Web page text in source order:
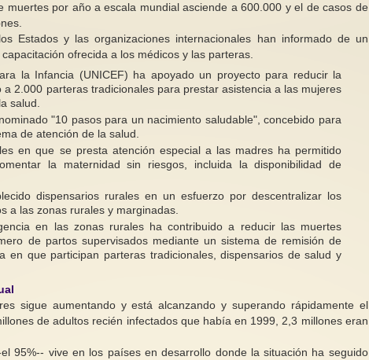
por año a escala mundial asciende a 600.000 y el de casos de
Estados y las organizaciones internacionales han informado de un
ofrecida a los médicos y las parteras.
la Infancia (UNICEF) ha apoyado un proyecto para reducir la
2.000 parteras tradicionales para prestar asistencia a las mujeres
salud.
"10 pasos para un nacimiento saludable", concebido para
de atención de la salud.
en que se presta atención especial a las madres ha permitido
la maternidad sin riesgos, incluida la disponibilidad de
dispensarios rurales en un esfuerzo por descentralizar los
a las zonas rurales y marginadas.
en las zonas rurales ha contribuido a reducir las muertes
de partos supervisados mediante un sistema de remisión de
en que participan parteras tradicionales, dispensarios de salud y
sigue aumentando y está alcanzando y superando rápidamente el
de adultos recién infectados que había en 1999, 2,3 millones eran
95%-- vive en los países en desarrollo donde la situación ha seguido